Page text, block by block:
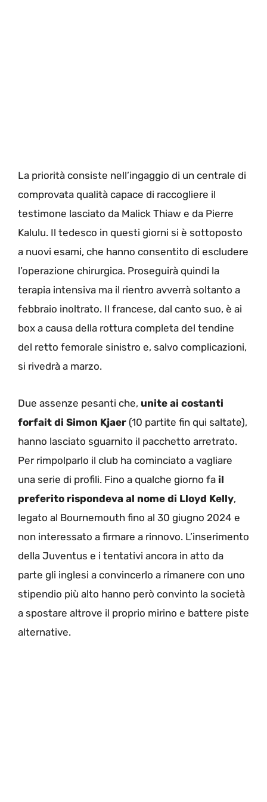
La priorità consiste nell’ingaggio di un centrale di
comprovata qualità capace di raccogliere il
testimone lasciato da Malick Thiaw e da Pierre
Kalulu. Il tedesco in questi giorni si è sottoposto
a nuovi esami, che hanno consentito di escludere
l’operazione chirurgica. Proseguirà quindi la
terapia intensiva ma il rientro avverrà soltanto a
febbraio inoltrato. Il francese, dal canto suo, è ai
box a causa della rottura completa del tendine
del retto femorale sinistro e, salvo complicazioni,
si rivedrà a marzo.
Due assenze pesanti che, unite ai costanti
forfait di Simon Kjaer (10 partite fin qui saltate),
hanno lasciato sguarnito il pacchetto arretrato.
Per rimpolparlo il club ha cominciato a vagliare
una serie di profili. Fino a qualche giorno fa il
preferito rispondeva al nome di Lloyd Kelly,
legato al Bournemouth fino al 30 giugno 2024 e
non interessato a firmare a rinnovo. L’inserimento
della Juventus e i tentativi ancora in atto da
parte gli inglesi a convincerlo a rimanere con uno
stipendio più alto hanno però convinto la società
a spostare altrove il proprio mirino e battere piste
alternative.